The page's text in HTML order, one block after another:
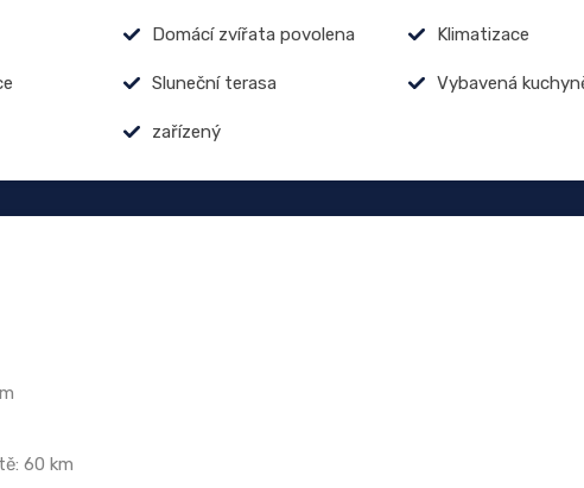
Domácí zvířata povolena Klimatizace
Sluneční terasa Vybavená
zařízený
60 km